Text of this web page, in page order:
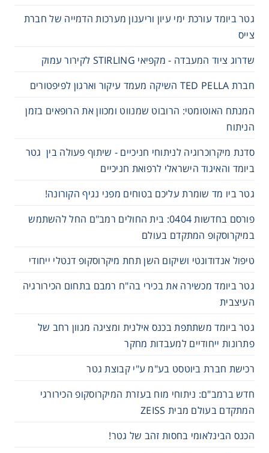
גטר ביומד עורכת ימי עיון וריענון מערכות הדמייה של חברת
צייס
שדרוג ציוד המעבדה - מקפיאי STIRLING לקירור עמוק
חברת TED PELLA השיקה מעמד עיקור וארגון לפיפטורים
המנתח האוטומטי: הרובוט שמנווט ומכוון את הרופאים בזמן
הניתוח
סדנת מיקרוכרוגיה לניתוחי חניכיים - שיתוף פעולה בין גטר
ביומד והאיגוד הישראלי לרפואת חניכיים
גטר ביו מד שומרת עליכם בטוחים מפני נגיף הקורונה!
פורסם בחדשות 0404: בית החולים רמב"ם החל להשתמש
במיקרוסקופ המתקדם בעולם
טיפול אנדודונטי ושיקום השן תחת מיקרוסקופ דנטלי ייחודי
גטר ביומד מכשירה את בכירי בה"ח רמבם בתחום הכירורגיה
העיצבית
גטר ביומד משתתפת בכנס אילנית ומציגה מגוון רחב של
פתרונות ייחודיים למעבדות מחקר
רכישת חברת ביוטסט בע"מ ע"י קבוצת גטר
חדש ברמב"ם: ניתוחי מוח בעזרת המיקרוסקופ הכירורגי
המתקדם בעולם מבית ZEISS
הכנס הבינלאומי בחסות זהב של גטר!